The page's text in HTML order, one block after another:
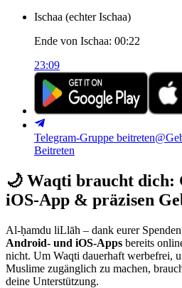
Ischaa (echter Ischaa)
Ende von Ischaa: 00:22
23:09
Telegram-Gruppe beitreten
Beitreten
🌙 Waqti braucht dich:
iOS-App & präzisen
Al-ḥamdu liLlāh – dank eurer
Android- und iOS-Apps bereits
nicht. Um Waqti dauerhaft werbefrei,
Muslime zugänglich zu machen,
deine Unterstützung.